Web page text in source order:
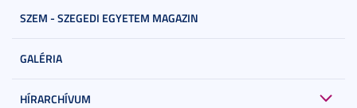
SZEM - SZEGEDI EGYETEM MAGAZIN
GALÉRIA
HÍRARCHÍVUM